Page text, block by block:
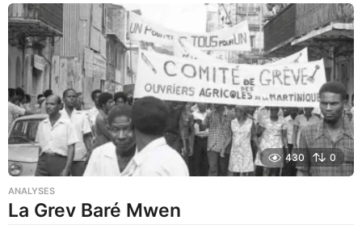
a
g
o
430 0
ANALYSES
La Grev Baré Mwen